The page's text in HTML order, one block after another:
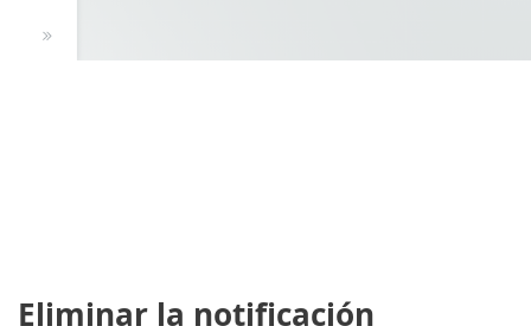
Eliminar la notificación